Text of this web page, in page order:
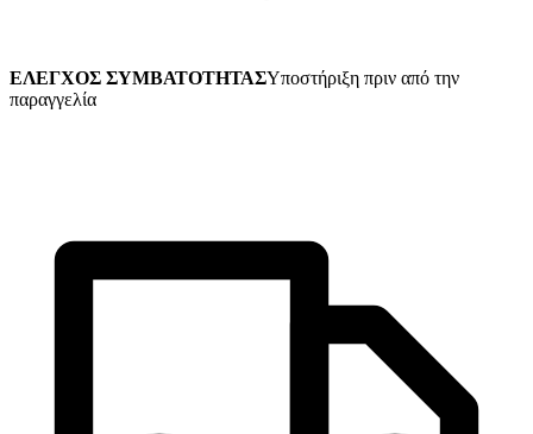
ΕΛΕΓΧΟΣ ΣΥΜΒΑΤΟΤΗΤΑΣΥποστήριξη πριν από την
παραγγελία